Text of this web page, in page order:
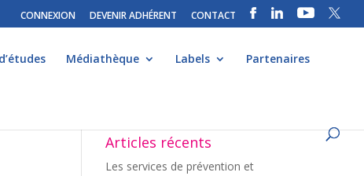
CONNEXION DEVENIR ADHÉRENT CONTACT
Médiathèque Labels Partenaires
Articles récents
Les services de prévention et